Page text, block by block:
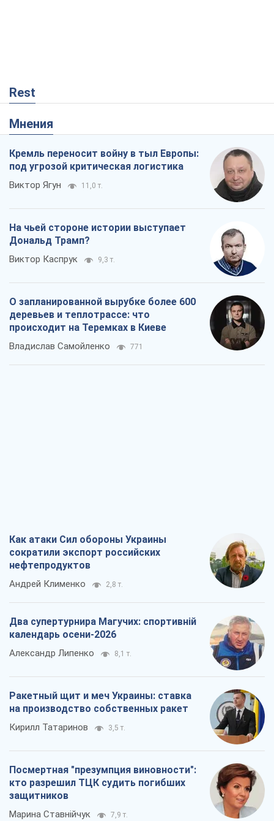
Rest
Мнения
Кремль переносит войну в тыл Европы:
под угрозой критическая логистика
Виктор Ягун 11,0 т.
На чьей стороне истории выступает
Дональд Трамп?
Виктор Каспрук 9,3 т.
О запланированной вырубке более 600
деревьев и теплотрассе: что
происходит на Теремках в Киеве
Владислав Самойленко 771
Как атаки Сил обороны Украины
сократили экспорт российских
нефтепродуктов
Андрей Клименко 2,8 т.
Два супертурнира Магучих: спортивній
календарь осени-2026
Александр Липенко 8,1 т.
Ракетный щит и меч Украины: ставка
на производство собственных ракет
Кирилл Татаринов 3,5 т.
Посмертная "презумпция виновности":
кто разрешил ТЦК судить погибших
защитников
Марина Ставнійчук 7,9 т.